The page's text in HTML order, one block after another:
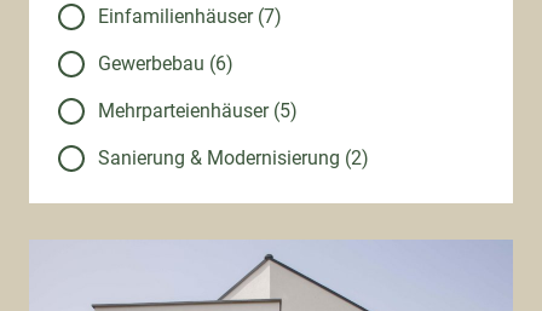
Einfamilienhäuser (7)
Gewerbebau (6)
Mehrparteienhäuser (5)
Sanierung & Modernisierung (2)